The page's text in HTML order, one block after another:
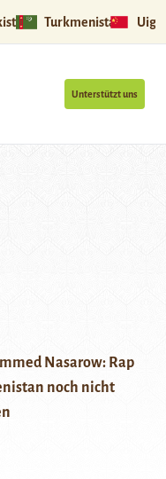
Turkmenistan
Unterstützt uns
Nasarow: Rap
noch nicht